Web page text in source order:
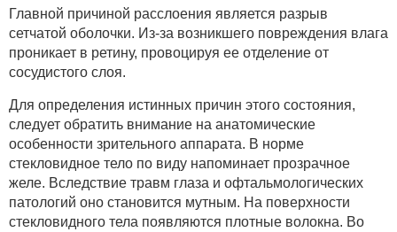
Главной причиной расслоения является разрыв
сетчатой оболочки. Из-за возникшего повреждения влага
проникает в ретину, провоцируя ее отделение от
сосудистого слоя.
Для определения истинных причин этого состояния,
следует обратить внимание на анатомические
особенности зрительного аппарата. В норме
стекловидное тело по виду напоминает прозрачное
желе. Вследствие травм глаза и офтальмологических
патологий оно становится мутным. На поверхности
стекловидного тела появляются плотные волокна. Во